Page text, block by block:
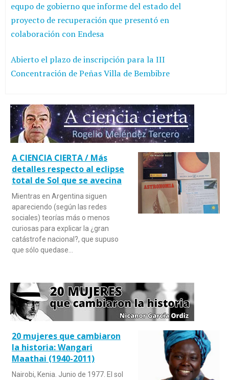
equpo de gobierno que informe del estado del
proyecto de recuperación que presentó en
colaboración con Endesa
Abierto el plazo de inscripción para la III
Concentración de Peñas Villa de Bembibre
A CIENCIA CIERTA / Más
detalles respecto al eclipse
total de Sol que se avecina
Mientras en Argentina siguen
apareciendo (según las redes
sociales) teorías más o menos
curiosas para explicar la ¿gran
catástrofe nacional?, que supuso
que sólo quedase…
20 mujeres que cambiaron
la historia: Wangari
Maathai (1940-2011)
Nairobi, Kenia. Junio de 1977. El sol